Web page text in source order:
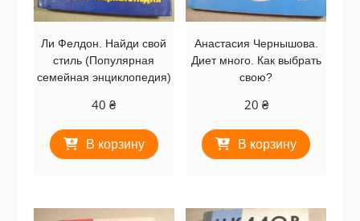
Ли Фелдон. Найди свой
стиль (Популярная
семейная энциклопедия)
40₴
В корзину
Анастасия Чернышова.
Диет много. Как выбрать
свою?
20 ₴
В корзину